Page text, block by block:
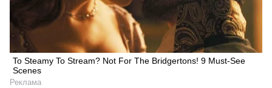
To Steamy To Stream? Not For The Bridgertons! 9 Must-See
Scenes
Реклама